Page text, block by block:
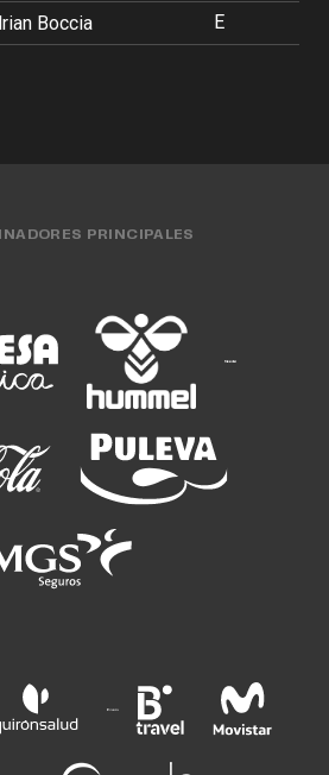
Boccia E
PRINCIPALES